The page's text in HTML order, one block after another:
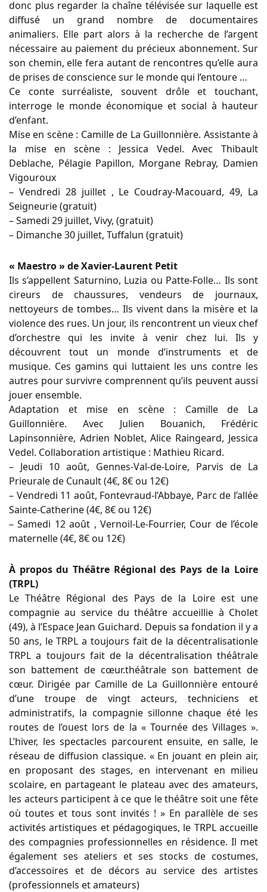
donc plus regarder la chaîne télévisée sur laquelle est
diffusé un grand nombre de documentaires
animaliers. Elle part alors à la recherche de l’argent
nécessaire au paiement du précieux abonnement. Sur
son chemin, elle fera autant de rencontres qu’elle aura
de prises de conscience sur le monde qui l’entoure …
Ce conte surréaliste, souvent drôle et touchant,
interroge le monde économique et social à hauteur
d’enfant.
Mise en scène : Camille de La Guillonnière. Assistante à
la mise en scène : Jessica Vedel. Avec Thibault
Deblache, Pélagie Papillon, Morgane Rebray, Damien
Vigouroux
– Vendredi 28 juillet , Le Coudray-Macouard, 49, La
Seigneurie (gratuit)
– Samedi 29 juillet, Vivy, (gratuit)
– Dimanche 30 juillet, Tuffalun (gratuit)
« Maestro » de Xavier-Laurent Petit
Ils s’appellent Saturnino, Luzia ou Patte-Folle… Ils sont
cireurs de chaussures, vendeurs de journaux,
nettoyeurs de tombes… Ils vivent dans la misère et la
violence des rues. Un jour, ils rencontrent un vieux chef
d’orchestre qui les invite à venir chez lui. Ils y
découvrent tout un monde d’instruments et de
musique. Ces gamins qui luttaient les uns contre les
autres pour survivre comprennent qu’ils peuvent aussi
jouer ensemble.
Adaptation et mise en scène : Camille de La
Guillonnière. Avec Julien Bouanich, Frédéric
Lapinsonnière, Adrien Noblet, Alice Raingeard, Jessica
Vedel. Collaboration artistique : Mathieu Ricard.
– Jeudi 10 août, Gennes-Val-de-Loire, Parvis de La
Prieurale de Cunault (4€, 8€ ou 12€)
– Vendredi 11 août, Fontevraud-l’Abbaye, Parc de l’allée
Sainte-Catherine (4€, 8€ ou 12€)
– Samedi 12 août , Vernoil-Le-Fourrier, Cour de l’école
maternelle (4€, 8€ ou 12€)
À propos du Théâtre Régional des Pays de la Loire
(TRPL)
Le Théâtre Régional des Pays de la Loire est une
compagnie au service du théâtre accueillie à Cholet
(49), à l’Espace Jean Guichard. Depuis sa fondation il y a
50 ans, le TRPL a toujours fait de la décentralisationle
TRPL a toujours fait de la décentralisation théâtrale
son battement de cœur.théâtrale son battement de
cœur. Dirigée par Camille de La Guillonnière entouré
d’une troupe de vingt acteurs, techniciens et
administratifs, la compagnie sillonne chaque été les
routes de l’ouest lors de la « Tournée des Villages ».
L’hiver, les spectacles parcourent ensuite, en salle, le
réseau de diffusion classique. « En jouant en plein air,
en proposant des stages, en intervenant en milieu
scolaire, en partageant le plateau avec des amateurs,
les acteurs participent à ce que le théâtre soit une fête
où toutes et tous sont invités ! » En parallèle de ses
activités artistiques et pédagogiques, le TRPL accueille
des compagnies professionnelles en résidence. Il met
également ses ateliers et ses stocks de costumes,
d’accessoires et de décors au service des artistes
(professionnels et amateurs)